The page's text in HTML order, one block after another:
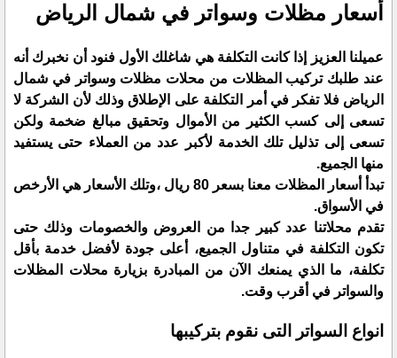
أسعار مظلات وسواتر في شمال الرياض
عميلنا العزيز إذا كانت التكلفة هي شاغلك الأول فنود أن نخبرك أنه
عند طلبك تركيب المظلات من محلات مظلات وسواتر في شمال
الرياض فلا تفكر في أمر التكلفة على الإطلاق وذلك لأن الشركة لا
تسعى إلى كسب الكثير من الأموال وتحقيق مبالغ ضخمة ولكن
تسعى إلى تذليل تلك الخدمة لأكبر عدد من العملاء حتى يستفيد
منها الجميع.
تبدأ أسعار المظلات معنا بسعر 80 ريال ،وتلك الأسعار هي الأرخص
في الأسواق.
تقدم محلاتنا عدد كبير جدا من العروض والخصومات وذلك حتى
تكون التكلفة في متناول الجميع، أعلى جودة لأفضل خدمة بأقل
تكلفة، ما الذي يمنعك الآن من المبادرة بزيارة محلات المظلات
والسواتر في أقرب وقت.
انواع السواتر التى نقوم بتركيبها